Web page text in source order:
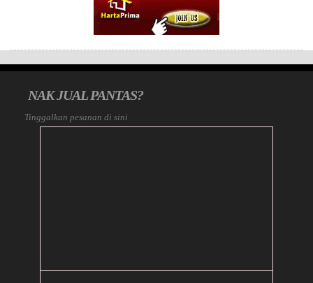
NAK JUAL PANTAS?
Tinggalkan pesanan di sini